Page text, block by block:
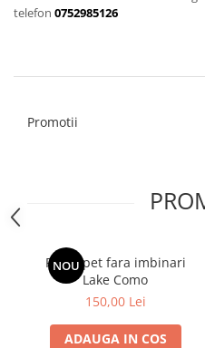
telefon 0752985126
Promotii
NOU
Fototapet fara imbinari
Lake Como
150,00 Lei
ADAUGA IN COS